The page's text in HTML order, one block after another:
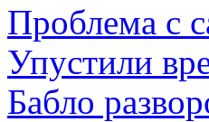
Проблема с
Упустили
Бабло